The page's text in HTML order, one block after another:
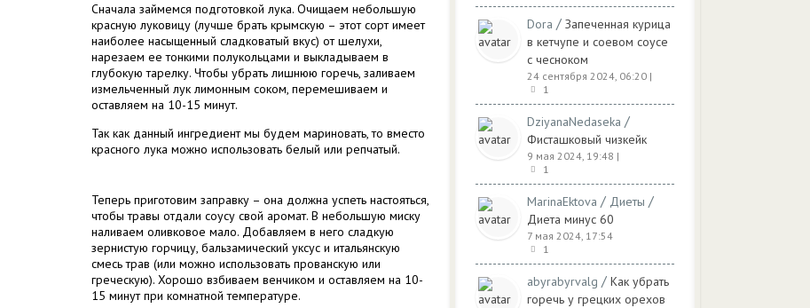
Сначала займемся подготовкой лука. Очищаем небольшую
красную луковицу (лучше брать крымскую – этот сорт имеет
наиболее насыщенный сладковатый вкус) от шелухи,
нарезаем ее тонкими полукольцами и выкладываем в
глубокую тарелку. Чтобы убрать лишнюю горечь, заливаем
измельченный лук лимонным соком, перемешиваем и
оставляем на 10-15 минут.
Так как данный ингредиент мы будем мариновать, то вместо
красного лука можно использовать белый или репчатый.
Теперь приготовим заправку – она должна успеть настояться,
чтобы травы отдали соусу свой аромат. В небольшую миску
наливаем оливковое мало. Добавляем в него сладкую
зернистую горчицу, бальзамический уксус и итальянскую
смесь трав (или можно использовать прованскую или
греческую). Хорошо взбиваем венчиком и оставляем на 10-
15 минут при комнатной температуре.
Dora / Запеченная курица
в кетчупе и соевом соусе
с чесноком
24 сентября 2024, 06:20 |
1
DziyanaNedaseka /
Фисташковый чизкейк
9 мая 2024, 19:48 |
1
MarinaEktova / Диеты /
Диета минус 60
7 мая 2024, 17:54
1
abyrabyrvalg / Как убрать
горечь у грецких орехов